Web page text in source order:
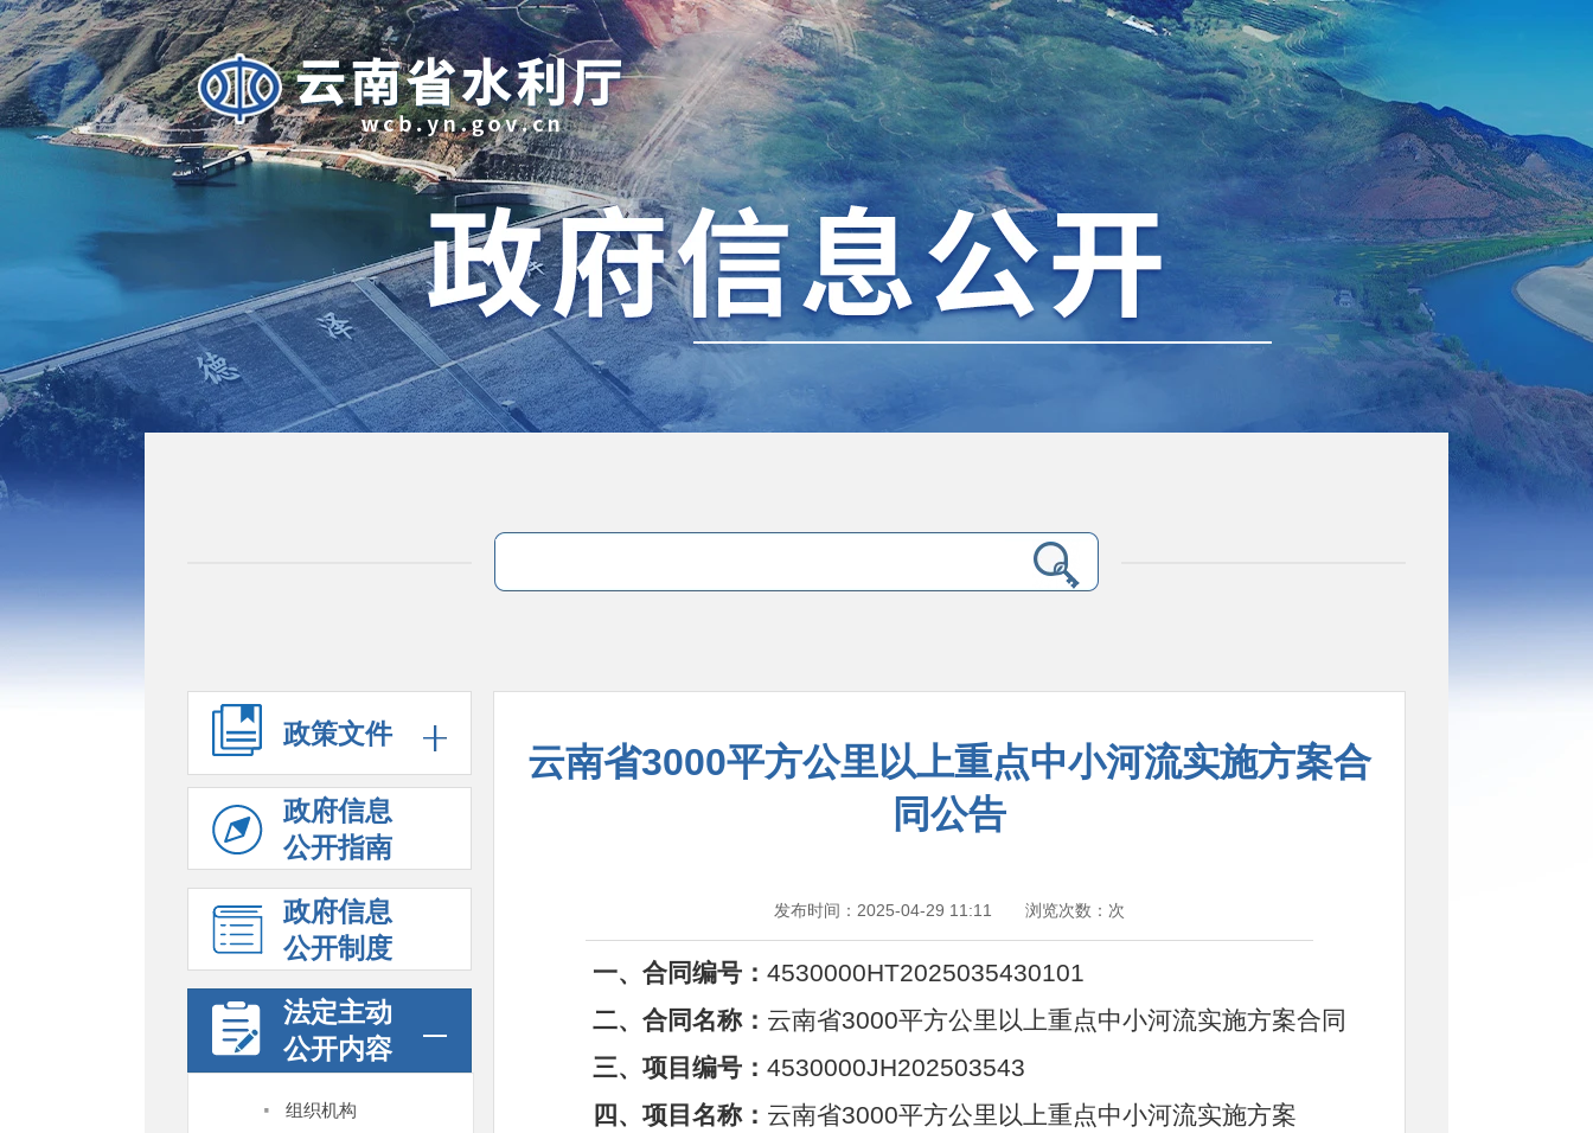
政策文件
政府信息
公开指南
政府信息
公开制度
法定主动
公开内容
· 组织机构
云南省3000平方公里以上重点中小河流实施方案合
同公告
发布时间：2025-04-29 11:11 浏览次数： 次
一、合同编号： 4530000HT2025035430101
二、合同名称： 云南省3000平方公里以上重点中小河流实施方案合同
三、项目编号： 4530000JH202503543
四、项目名称： 云南省3000平方公里以上重点中小河流实施方案